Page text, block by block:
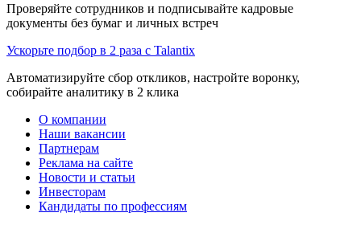
Проверяйте сотрудников и подписывайте кадровые
документы без бумаг и личных встреч
Ускорьте подбор в 2 раза с Talantix
Автоматизируйте сбор откликов, настройте воронку,
собирайте аналитику в 2 клика
О компании
Наши вакансии
Партнерам
Реклама на сайте
Новости и статьи
Инвесторам
Кандидаты по профессиям